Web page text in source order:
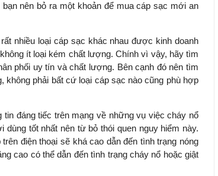
nên bỏ ra một khoản để mua cáp sạc mới an
nhiều loại cáp sạc khác nhau được kinh doanh
ít loại kém chất lượng. Chính vì vậy, hãy tìm
phối uy tín và chất lượng. Bên cạnh đó nên tìm
phải bất cứ loại cáp sạc nào cũng phù hợp
đáng tiếc trên mạng về những vụ việc cháy nổ
tốt nhất nên từ bỏ thói quen nguy hiểm này.
điện thoại sẽ khá cao dẫn đến tình trạng nóng
cao có thể dẫn đến tình trạng cháy nổ hoặc giật